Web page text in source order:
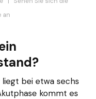
an
bei etwa sechs
kommt es